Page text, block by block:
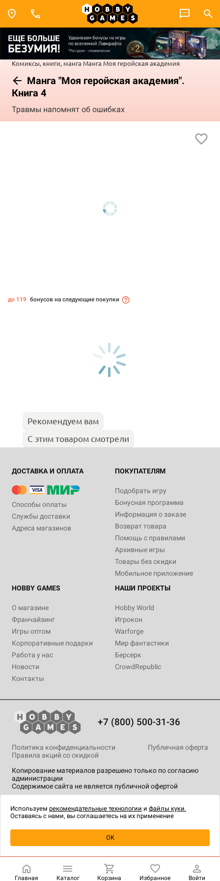
Комиксы, книги, манга Манга Моя геройская академия
Манга "Моя геройская академия".
Книга 4
Травмы напомнят об ошибках
Уведомить о наличии
до 119 бонусов на следующие покупки
Рекомендуем вам
С этим товаром смотрели
ДОСТАВКА И ОПЛАТА
Способы оплаты
Службы доставки
Адреса магазинов
ПОКУПАТЕЛЯМ
Подобрать игру
Бонусная программа
Информация о заказе
Возврат товара
Помощь с правилами
Архивные игры
Товары без скидки
Мобильное приложение
HOBBY GAMES
О магазине
Франчайзинг
Игры оптом
Корпоративные подарки
Работа у нас
Новости
Контакты
НАШИ ПРОЕКТЫ
Hobby World
Игрокон
Warforge
Мир фантастики
Берсерк
CrowdRepublic
+7 (800) 500-31-36
Копирование материалов разрешено только по согласию
администрации
Содержимое сайта не является публичной офертой
Политика конфиденциальности
Публичная оферта
Правила акций со скидкой
технологии.
Главная Каталог Корзина Избранное Войти
Используем рекомендательные технологии и файлы куки.
Оставаясь с нами, вы соглашаетесь на их применение
OK